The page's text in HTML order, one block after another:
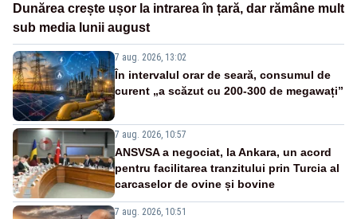
Dunărea crește ușor la intrarea în țară, dar rămâne mult
sub media lunii august
7 aug. 2026, 13:02
În intervalul orar de seară, consumul de
curent „a scăzut cu 200-300 de megawați”
7 aug. 2026, 10:57
ANSVSA a negociat, la Ankara, un acord
pentru facilitarea tranzitului prin Turcia al
carcaselor de ovine și bovine
7 aug. 2026, 10:51